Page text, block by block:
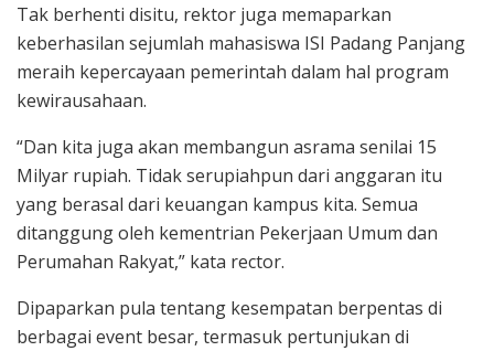
Tak berhenti disitu, rektor juga memaparkan
keberhasilan sejumlah mahasiswa ISI Padang Panjang
meraih kepercayaan pemerintah dalam hal program
kewirausahaan.
“Dan kita juga akan membangun asrama senilai 15
Milyar rupiah. Tidak serupiahpun dari anggaran itu
yang berasal dari keuangan kampus kita. Semua
ditanggung oleh kementrian Pekerjaan Umum dan
Perumahan Rakyat,” kata rector.
Dipaparkan pula tentang kesempatan berpentas di
berbagai event besar, termasuk pertunjukan di